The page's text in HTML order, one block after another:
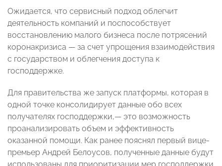
Ожидается, что сервисный подход облегчит
деятельность компаний и поспособствует
восстановлению малого бизнеса после потрясений
коронакризиса — за счет упрощения взаимодействия
с государством и облегчения доступа к
господдержке.
Для правительства же запуск платформы, которая в
одной точке консолидирует данные обо всех
получателях господдержки,— это возможность
проанализировать объем и эффективность
оказанной помощи. Как ранее пояснял первый вице-
премьер Андрей Белоусов, полученные данные будут